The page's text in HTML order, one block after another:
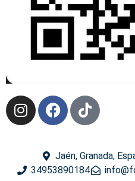
Jaén, Granada,
34953890184